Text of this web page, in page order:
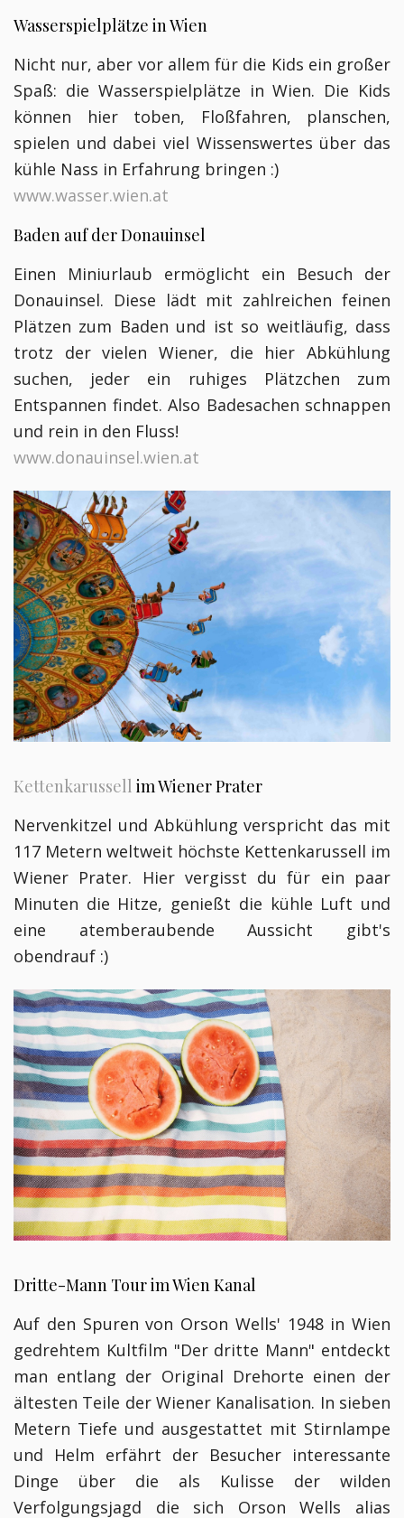
Wasserspielplätze in Wien
Nicht nur, aber vor allem für die Kids ein großer
Spaß: die Wasserspielplätze in Wien. Die Kids
können hier toben, Floßfahren, planschen,
spielen und dabei viel Wissenswertes über das
kühle Nass in Erfahrung bringen :)
www.wasser.wien.at
Baden auf der Donauinsel
Einen Miniurlaub ermöglicht ein Besuch der
Donauinsel. Diese lädt mit zahlreichen feinen
Plätzen zum Baden und ist so weitläufig, dass
trotz der vielen Wiener, die hier Abkühlung
suchen, jeder ein ruhiges Plätzchen zum
Entspannen findet. Also Badesachen schnappen
und rein in den Fluss!
www.donauinsel.wien.at
Kettenkarussell im Wiener Prater
Nervenkitzel und Abkühlung verspricht das mit
117 Metern weltweit höchste Kettenkarussell im
Wiener Prater. Hier vergisst du für ein paar
Minuten die Hitze, genießt die kühle Luft und
eine atemberaubende Aussicht gibt's
obendrauf :)
Dritte-Mann Tour im Wien Kanal
Auf den Spuren von Orson Wells' 1948 in Wien
gedrehtem Kultfilm "Der dritte Mann" entdeckt
man entlang der Original Drehorte einen der
ältesten Teile der Wiener Kanalisation. In sieben
Metern Tiefe und ausgestattet mit Stirnlampe
und Helm erfährt der Besucher interessante
Dinge über die als Kulisse der wilden
Verfolgungsjagd die sich Orson Wells alias